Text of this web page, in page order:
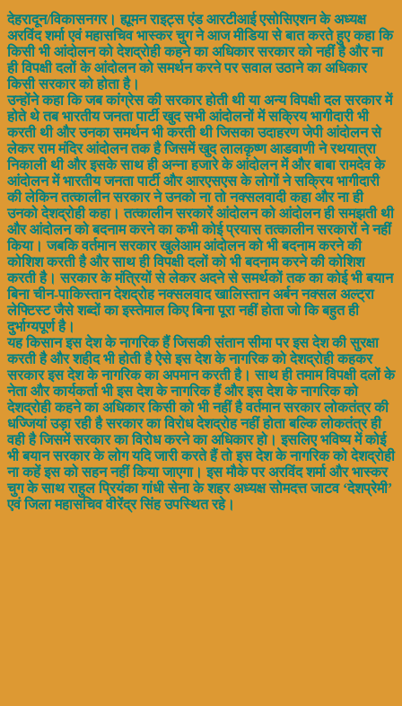
देहरादून/विकासनगर। ह्यूमन राइट्स एंड आरटीआई एसोसिएशन के अध्यक्ष
अरविंद शर्मा एवं महासचिव भास्कर चुग ने आज मीडिया से बात करते हुए कहा कि
किसी भी आंदोलन को देशद्रोही कहने का अधिकार सरकार को नहीं है और ना
ही विपक्षी दलों के आंदोलन को समर्थन करने पर सवाल उठाने का अधिकार
किसी सरकार को होता है।
उन्होंने कहा कि जब कांग्रेस की सरकार होती थी या अन्य विपक्षी दल सरकार में
होते थे तब भारतीय जनता पार्टी खुद सभी आंदोलनों में सक्रिय भागीदारी भी
करती थी और उनका समर्थन भी करती थी जिसका उदाहरण जेपी आंदोलन से
लेकर राम मंदिर आंदोलन तक है जिसमें खुद लालकृष्ण आडवाणी ने रथयात्रा
निकाली थी और इसके साथ ही अन्ना हजारे के आंदोलन में और बाबा रामदेव के
आंदोलन में भारतीय जनता पार्टी और आरएसएस के लोगों ने सक्रिय भागीदारी
की लेकिन तत्कालीन सरकार ने उनको ना तो नक्सलवादी कहा और ना ही
उनको देशद्रोही कहा। तत्कालीन सरकारें आंदोलन को आंदोलन ही समझती थी
और आंदोलन को बदनाम करने का कभी कोई प्रयास तत्कालीन सरकारों ने नहीं
किया। जबकि वर्तमान सरकार खुलेआम आंदोलन को भी बदनाम करने की
कोशिश करती है और साथ ही विपक्षी दलों को भी बदनाम करने की कोशिश
करती है। सरकार के मंत्रियों से लेकर अदने से समर्थकों तक का कोई भी बयान
बिना चीन-पाकिस्तान देशद्रोह नक्सलवाद खालिस्तान अर्बन नक्सल अल्ट्रा
लेफ्टिस्ट जैसे शब्दों का इस्तेमाल किए बिना पूरा नहीं होता जो कि बहुत ही
दुर्भाग्यपूर्ण है।
यह किसान इस देश के नागरिक हैं जिसकी संतान सीमा पर इस देश की सुरक्षा
करती है और शहीद भी होती है ऐसे इस देश के नागरिक को देशद्रोही कहकर
सरकार इस देश के नागरिक का अपमान करती है। साथ ही तमाम विपक्षी दलों के
नेता और कार्यकर्ता भी इस देश के नागरिक हैं और इस देश के नागरिक को
देशद्रोही कहने का अधिकार किसी को भी नहीं है वर्तमान सरकार लोकतंत्र की
धज्जियां उड़ा रही है सरकार का विरोध देशद्रोह नहीं होता बल्कि लोकतंत्र ही
वही है जिसमें सरकार का विरोध करने का अधिकार हो। इसलिए भविष्य में कोई
भी बयान सरकार के लोग यदि जारी करते हैं तो इस देश के नागरिक को देशद्रोही
ना कहें इस को सहन नहीं किया जाएगा। इस मौके पर अरविंद शर्मा और भास्कर
चुग के साथ राहुल प्रियंका गांधी सेना के शहर अध्यक्ष सोमदत्त जाटव ‘देशप्रेमी’
एवं जिला महासचिव वीरेंद्र सिंह उपस्थित रहे।